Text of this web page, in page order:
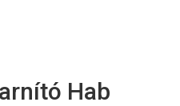
Hab